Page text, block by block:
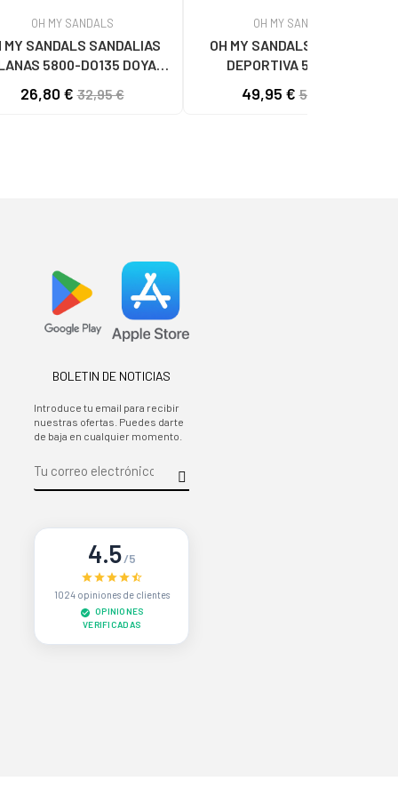
OH MY SANDALS
MY SANDALS SANDALIAS
5800-DO135 DOYA
26,80 €32,95 €
OH MY SANDALS
OH MY SANDALS SANDALIA
DEPORTIVA 5663 CON
49,95 €59,40 €
BOLETIN DE NOTICIAS
Introduce tu email para recibir
nuestras ofertas. Puedes darte
de baja en cualquier momento.
4.5/5
1024 opiniones de clientes
OPINIONES
VERIFICADAS